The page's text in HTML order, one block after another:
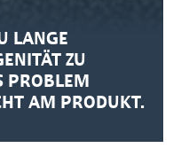
LANGE
ZU
PROBLEM
AM PRODUKT.